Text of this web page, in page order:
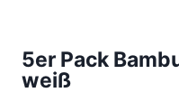
5er Pack
weiß